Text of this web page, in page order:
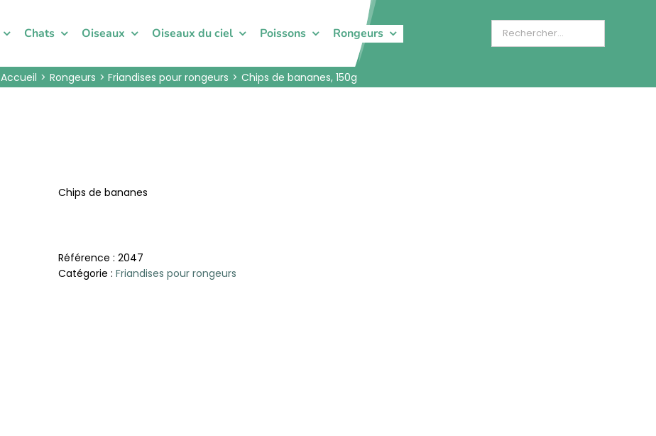
Chats Oiseaux Oiseaux du ciel Poissons Rongeurs
Accueil Rongeurs Friandises pour rongeurs Chips de bananes, 150g
Chips de bananes
Référence : 2047
Catégorie : Friandises pour rongeurs